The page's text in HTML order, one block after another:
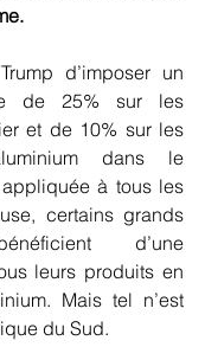
d’imposer un
de 25% sur les
et de 10% sur les
dans le
à tous les
certains grands
d’une
leurs produits en
Mais tel n’est
du Sud.